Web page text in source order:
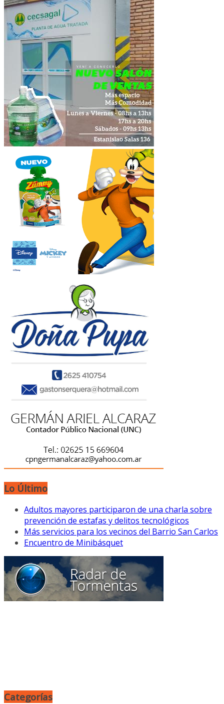
Lo Último
Adultos mayores participaron de una charla sobre
prevención de estafas y delitos tecnológicos
Más servicios para los vecinos del Barrio San Carlos
Encuentro de Minibásquet
Categorías